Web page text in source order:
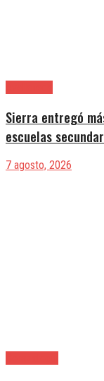
Sierra entregó
escuelas
7 agosto, 2026